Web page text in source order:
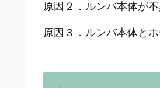
原因２．ルンバ本体が
原因３．ルンバ本体と